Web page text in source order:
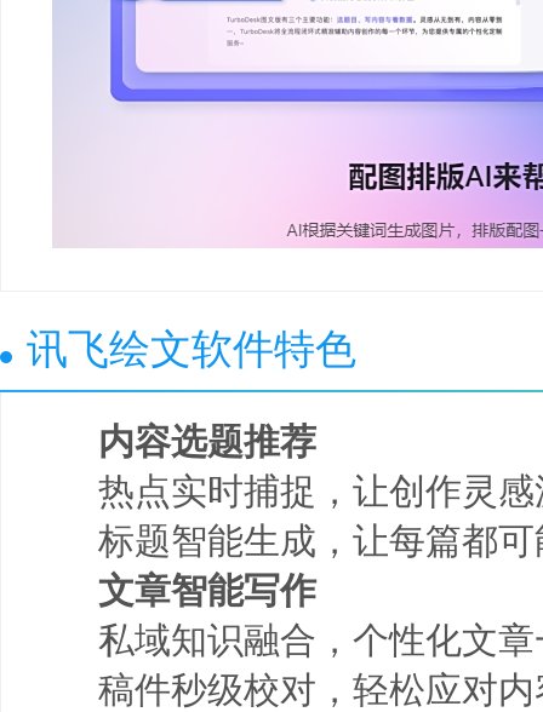
讯飞绘文软件特色
内容选题推荐
热点实时捕捉，让创作灵感
标题智能生成，让每篇都可
文章智能写作
私域知识融合，个性化文章
稿件秒级校对，轻松应对内